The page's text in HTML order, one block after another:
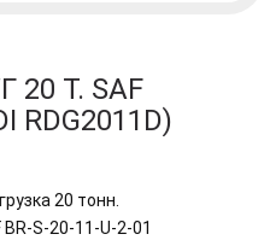
Т. SAF
RDG2011D)
20 тонн.
BR-S-20-11-U-2-01